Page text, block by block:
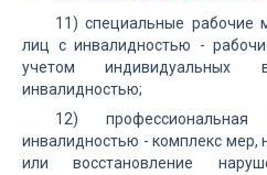
11) специальные рабочие
лиц с инвалидностью -
учетом индивидуальных
инвалидностью;
12)
инвалидностью - комплекс мер,
или восстановление